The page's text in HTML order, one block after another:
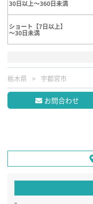
30日以上～360日未満
ショート【7日以上】
～30日未満
栃木県 宇都宮市
お問合わせ